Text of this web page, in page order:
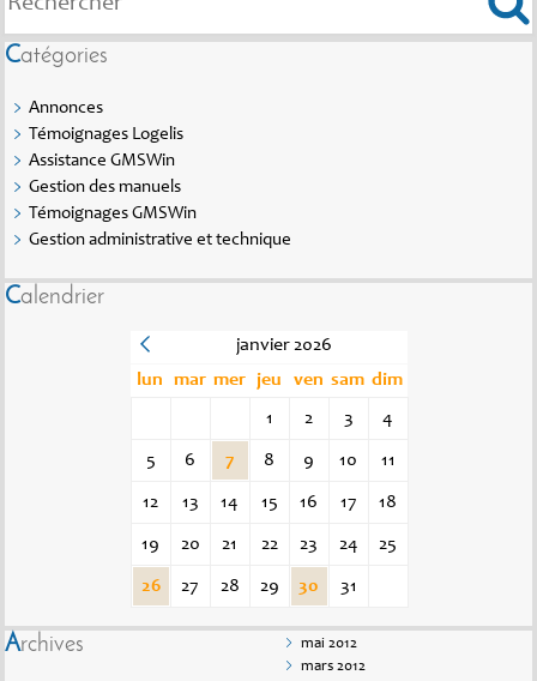
Catégories
Annonces
Témoignages Logelis
Assistance GMSWin
Gestion des manuels
Témoignages GMSWin
Gestion administrative et technique
Calendrier
janvier 2026
lun
mar mer jeu ven sam dim
1
2 3 4
5 6 7 8 9 10 11
12 13 14 15 16 17 18
19 20 21 22 23 24 25
26 27 28 29 30 31
Archives
mai 2012
mars 2012